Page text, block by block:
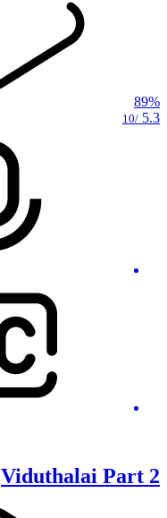
89%
5.3
/10
Viduthalai Part 2